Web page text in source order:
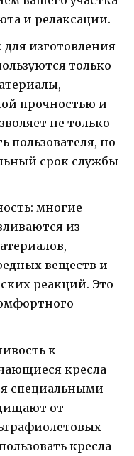
и релаксации.
изготовления
только
прочностью и
не только
пользователя, но
срок службы
многие
из
веществ и
реакций. Это
к
кресла
специальными
от
кресла